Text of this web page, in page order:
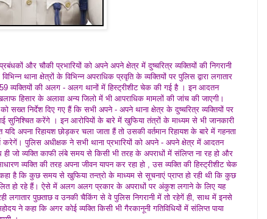
और चौकी प्रभारियों को अपने अपने क्षेत्र में दुष्चरित्र व्यक्तियों की निगरानी
थाना क्षेत्रों के विभिन्न अपराधिक प्रवृति के व्यक्तियों पर पुलिस द्वारा लगातार
व्यक्तियों की अलग - अलग थानों में हिस्ट्रीशीट चेक की गई है । इन आदतन
हिसार के अलावा अन्य जिलो में भी आपराधिक मामलों की जांच की जाएगी।
सख्त निर्देश दिए गए हैं कि सभी अपने - अपने थाना क्षेत्र के दुष्चरित्र व्यक्तियों पर
सुनिश्चित करेंगे । इन आरोपियों के बारे में खुफिया तंत्रों के माध्यम से भी जानकारी
अपना रिहायश छोड़कर चला जाता हैं तो उसकी वर्तमान रिहायश के बारे में गहनता
पुलिस अधीक्षक ने सभी थाना प्रभारियों को अपने - अपने क्षेत्र में आदतन
ही जो व्यक्ति काफी लंबे समय से किसी भी तरह के अपराधों में संलिप्त ना रह हो और
व्यक्ति की तरह अपना जीवन यापन कर रहा हो , उस व्यक्ति की हिस्ट्रीशीट चेक
है कि कुछ समय से खुफिया तन्त्रो के माध्यम से सूचनाएं प्राप्त हो रही थी कि कुछ
हो रहे हैं। ऐसे में अलग अलग प्रकार के अपराधों पर अंकुश लगाने के लिए यह
लगातार पुछताछ व उनकी चैकिंग से वे पुलिस निगरानी में तो रहेगें ही, साथ में इनसे
ने कहा कि अगर कोई व्यक्ति किसी भी गैरकानूनी गतिविधियों में संलिप्त पाया